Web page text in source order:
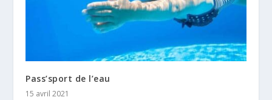
Pass’sport de l’eau
15 avril 2021